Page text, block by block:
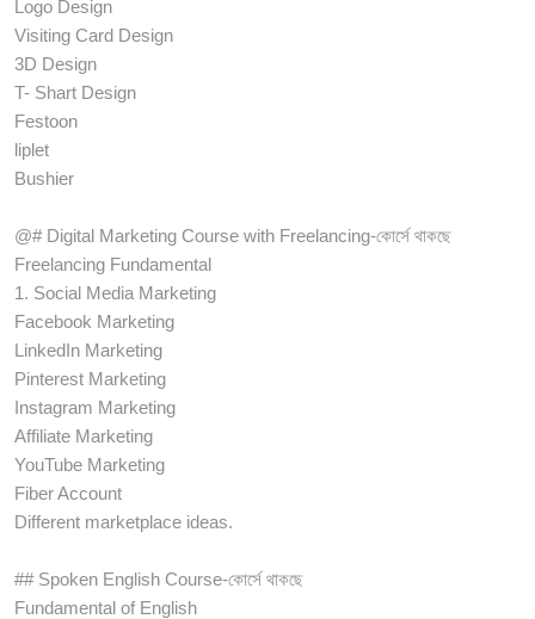
Logo Design
Visiting Card Design
3D Design
T- Shart Design
Festoon
liplet
Bushier
@# Digital Marketing Course with Freelancing-কোর্সে থাকছে
Freelancing Fundamental
1. Social Media Marketing
Facebook Marketing
LinkedIn Marketing
Pinterest Marketing
Instagram Marketing
Affiliate Marketing
YouTube Marketing
Fiber Account
Different marketplace ideas.
## Spoken English Course-কোর্সে থাকছে
Fundamental of English